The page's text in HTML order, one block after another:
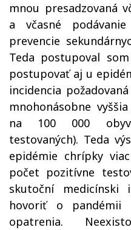
mnou presadzovaná
a včasné
prevencie
Teda postupoval
postupovať aj u
incidencia
mnohonásobne
na 100 000
testovaných). Teda
epidémie chrípky
počet pozitívne
skutoční
hovoriť o pandémii
opatrenia.